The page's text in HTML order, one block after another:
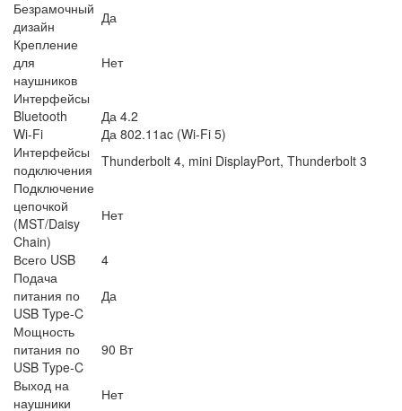
Безрамочный
дизайн
Да
Крепление
для
наушников
Нет
Интерфейсы
Bluetooth
Да 4.2
Wi-Fi
Да 802.11ac (Wi-Fi 5)
Интерфейсы
подключения Thunderbolt 4, mini DisplayPort, Thunderbolt 3
Подключение
цепочкой
(MST/Daisy
Chain)
Нет
Всего USB
4
Подача
питания по
USB Type-C
Да
Мощность
питания по
USB Type-C
90 Вт
Выход на
наушники
Нет